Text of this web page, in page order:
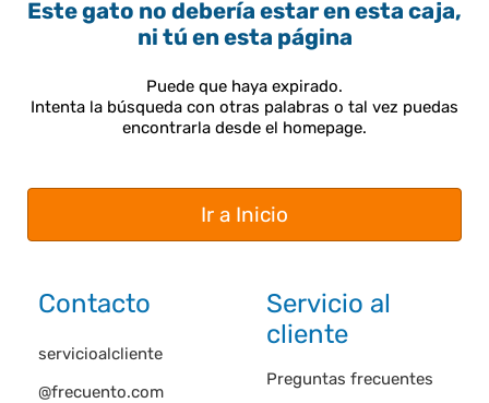
Este gato no debería estar en esta caja,
ni tú en esta página
Puede que haya expirado.
Intenta la búsqueda con otras palabras o tal vez puedas
encontrarla desde el homepage.
Ir a Inicio
Contacto
servicioalcliente
@frecuento.com
Servicio al
cliente
Preguntas frecuentes